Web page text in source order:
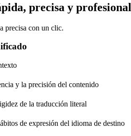
precisa y profesional
precisa con un clic.
y la precisión del contenido
de la traducción literal
de expresión del idioma de destino